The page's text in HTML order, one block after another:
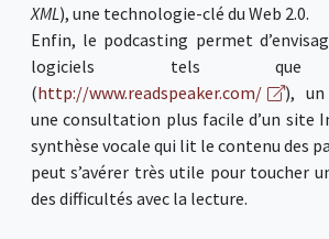
XML), une technologie-clé du Web 2.0.
Enfin, le podcasting permet
logiciels tels
(http://www.readspeaker.com/
),
une consultation plus facile d’un site
synthèse vocale qui lit le contenu des
peut s’avérer très utile pour toucher
des difficultés avec la lecture.